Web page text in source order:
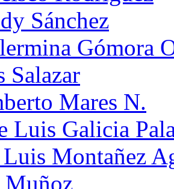
Sánchez
Gómora
Salazar
Mares N.
Luis Galicia
Luis Montañez